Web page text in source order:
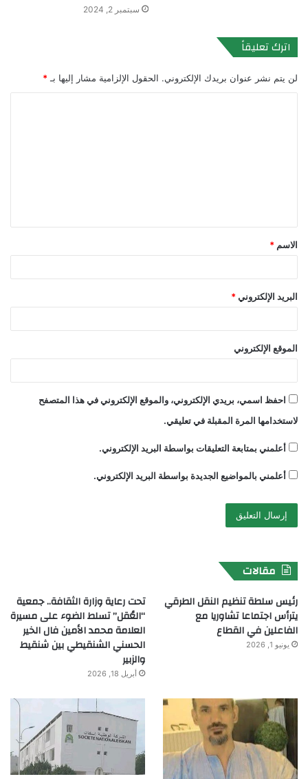
سبتمبر 2, 2024
اترك تعليقاً
لن يتم نشر عنوان بريدك الإلكتروني. الحقول الإلزامية مشار إليها بـ *
ق
*
الاسم *
البريد الإلكتروني *
الموقع الإلكتروني
احفظ اسمي، بريدي الإلكتروني، والموقع الإلكتروني في هذا المتصفح
لاستخدامها المرة المقبلة في تعليقي.
أعلمني بمتابعة التعليقات بواسطة البريد الإلكتروني.
أعلمني بالمواضيع الجديدة بواسطة البريد الإلكتروني.
مقالات
رئيس سلطة تنظيم النقل الطرقي
يترأس اجتماعا تشاوريا مع
الفاعلين في القطاع
يونيو 1, 2026
تحت رعاية وزارة الثقافة.. جمعية
“العُقل” تسلط الضوء على مسيرة
العلامة محمد الأمين فال الخير
الحسني الشنقيطي بين شنقيط
والزبير
أبريل 18, 2026